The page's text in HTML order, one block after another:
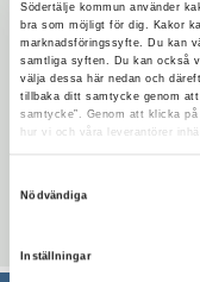
Södertälje kommun använder
bra som möjligt för dig. Kakor
marknadsföringssyfte. Du kan
samtliga syften. Du kan också
välja dessa här nedan och
tillbaka ditt samtycke genom
samtycke”. Genom att klicka
hur vi och våra leverantörer
Nödvändiga
Inställningar
och odling.
Tid:fredag 17
Plats:
Kultur- och